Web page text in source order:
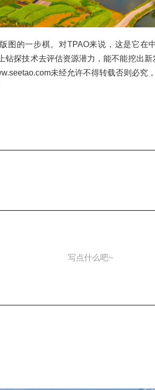
图的一步棋。对TPAO来说，这是它在
钻探技术去评估资源潜力，能不能挖出
未经允许不得转载否则必究
写点什么吧~